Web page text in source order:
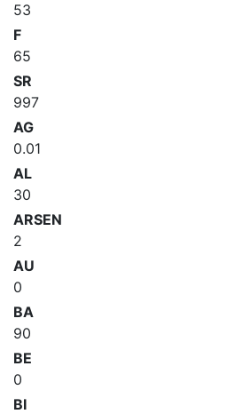
53
F
65
SR
997
AG
0.01
AL
30
ARSEN
2
AU
0
BA
90
BE
0
BI